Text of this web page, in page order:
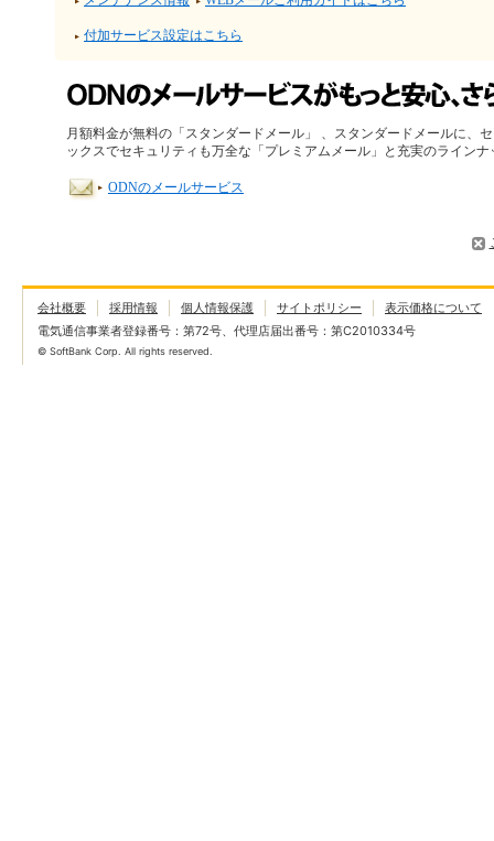
付加サービス設定はこちら
月額料金が無料の「スタンダードメール」 、スタンダードメールに、
ックスでセキュリティも万全な「プレミアムメール」と充実のライ
ODNのメールサービス
会社概要 採用情報 個人情報保護 サイトポリシー
表示価格について
電気通信事業者登録番号：第72号、代理店届出番号：第C2010334号
© SoftBank Corp. All rights reserved.